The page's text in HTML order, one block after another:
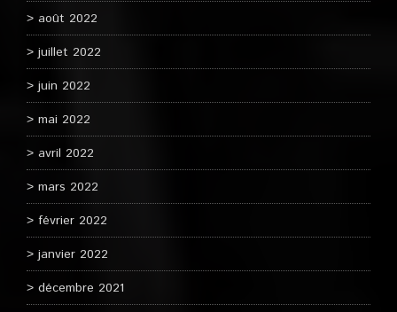
août 2022
juillet 2022
juin 2022
mai 2022
avril 2022
mars 2022
février 2022
janvier 2022
décembre 2021